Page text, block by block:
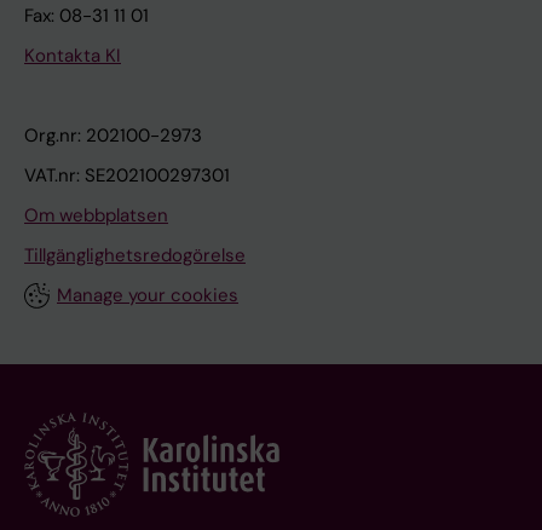
Fax: 08-31 11 01
Kontakta KI
Org.nr: 202100-2973
VAT.nr: SE202100297301
Om webbplatsen
Tillgänglighetsredogörelse
Manage your cookies